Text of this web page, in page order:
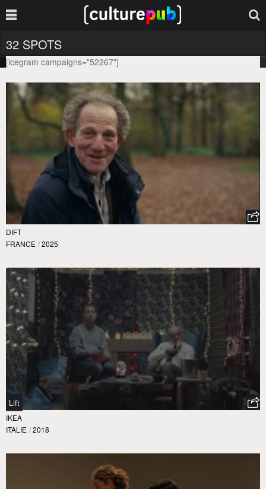
32 SPOTS
[icegram campaigns="52267"]
DIFT
FRANCE / 2025
Lift
IKEA
ITALIE / 2018